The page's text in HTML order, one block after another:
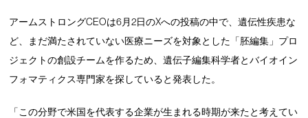
アームストロングCEOは6月2日のXへの投稿の中で、遺伝性疾患な
ど、まだ満たされていない医療ニーズを対象とした「胚編集」プロ
ジェクトの創設チームを作るため、遺伝子編集科学者とバイオイン
フォマティクス専門家を探していると発表した。
「この分野で米国を代表する企業が生まれる時期が来たと考えてい